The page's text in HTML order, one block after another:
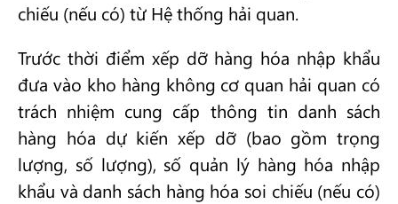
chiếu (nếu có) từ Hệ thống hải quan.
Trước thời điểm xếp dỡ hàng hóa nhập khẩu
đưa vào kho hàng không cơ quan hải quan có
trách nhiệm cung cấp thông tin danh sách
hàng hóa dự kiến xếp dỡ (bao gồm trọng
lượng, số lượng), số quản lý hàng hóa nhập
khẩu và danh sách hàng hóa soi chiếu (nếu có)